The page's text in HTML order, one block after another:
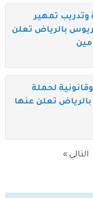
تمهير
بالرياض تعلن
لحملة
بالرياض تعلن عنها
التالي »